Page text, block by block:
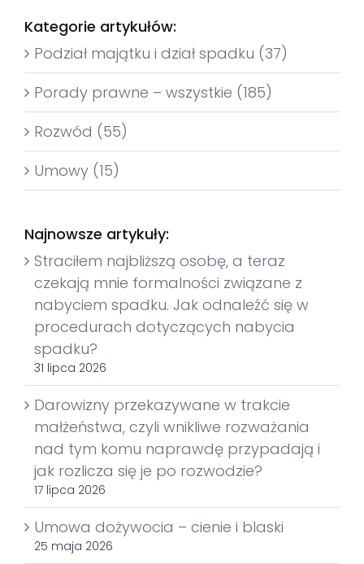
Kategorie artykułów:
Podział majątku i dział spadku (37)
Porady prawne – wszystkie (185)
Rozwód (55)
Umowy (15)
Najnowsze artykuły:
Straciłem najbliższą osobę, a teraz
czekają mnie formalności związane z
nabyciem spadku. Jak odnaleźć się w
procedurach dotyczących nabycia
spadku?
31 lipca 2026
Darowizny przekazywane w trakcie
małżeństwa, czyli wnikliwe rozważania
nad tym komu naprawdę przypadają i
jak rozlicza się je po rozwodzie?
17 lipca 2026
Umowa dożywocia – cienie i blaski
25 maja 2026